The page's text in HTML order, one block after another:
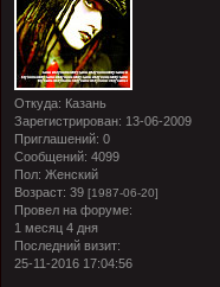
Откуда: Казань
Зарегистрирован: 13-06-2009
Приглашений: 0
Сообщений: 4099
Пол: Женский
Возраст: 39 [1987-06-20]
Провел на форуме:
1 месяц 4 дня
Последний визит:
25-11-2016 17:04:56